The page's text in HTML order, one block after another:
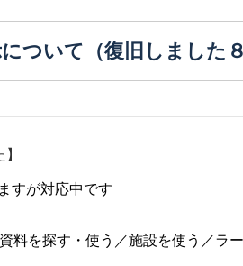
ついて（復旧しました
すが対応中です
料を探す・使う／施設を使う／ラ